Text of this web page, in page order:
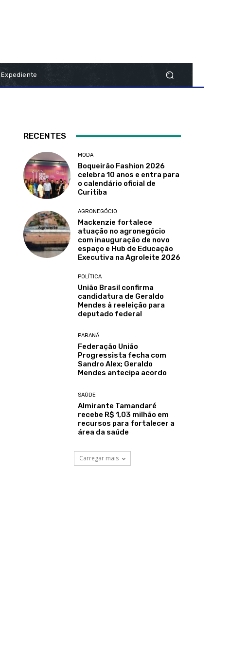
Expediente
RECENTES
MODA
Boqueirão Fashion 2026
celebra 10 anos e entra para
o calendário oficial de
Curitiba
AGRONEGÓCIO
Mackenzie fortalece
atuação no agronegócio
com inauguração de novo
espaço e Hub de Educação
Executiva na Agroleite 2026
POLÍTICA
União Brasil confirma
candidatura de Geraldo
Mendes à reeleição para
deputado federal
PARANÁ
Federação União
Progressista fecha com
Sandro Alex; Geraldo
Mendes antecipa acordo
SAÚDE
Almirante Tamandaré
recebe R$ 1,03 milhão em
recursos para fortalecer a
área da saúde
Carregar mais